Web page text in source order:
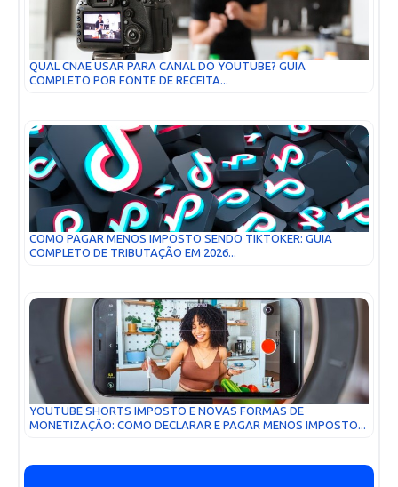
QUAL CNAE USAR PARA CANAL DO YOUTUBE? GUIA
COMPLETO POR FONTE DE RECEITA...
COMO PAGAR MENOS IMPOSTO SENDO TIKTOKER: GUIA
COMPLETO DE TRIBUTAÇÃO EM 2026...
YOUTUBE SHORTS IMPOSTO E NOVAS FORMAS DE
MONETIZAÇÃO: COMO DECLARAR E PAGAR MENOS IMPOSTO...